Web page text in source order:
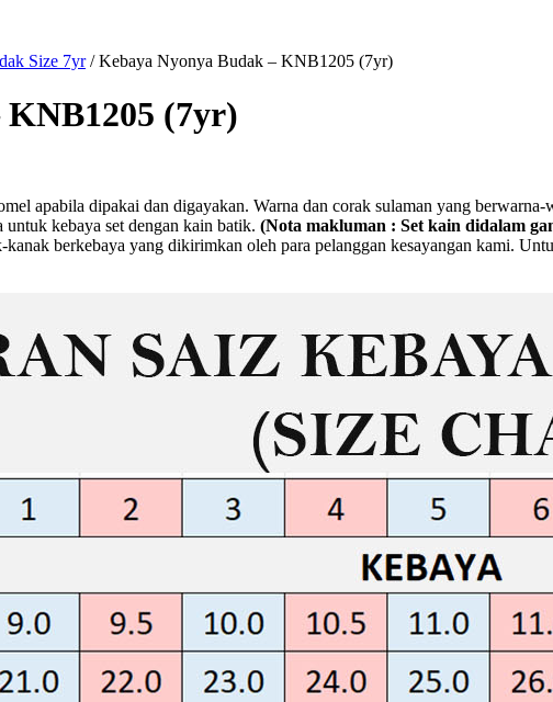
Size 7yr/Kebaya Nyonya Budak – KNB1205 (7yr)
(7yr)
apabila dipakai dan digayakan. Warna dan corak sulaman yang
untuk kebaya set dengan kain batik. (Nota makluman : Set kain didalam
kanak berkebaya yang dikirimkan oleh para pelanggan kesayangan kami.